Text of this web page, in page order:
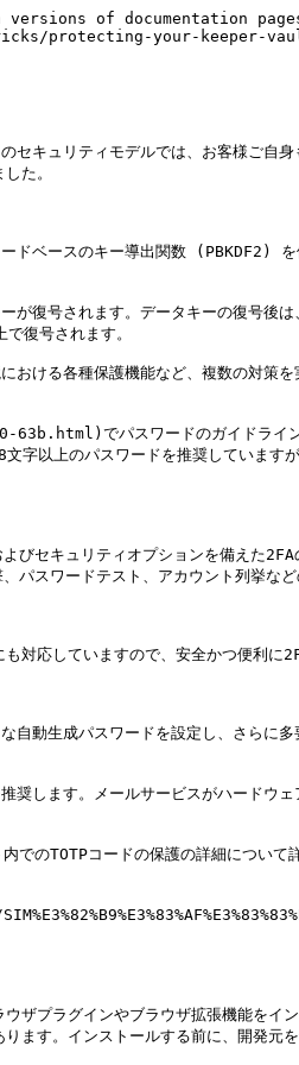
of documentation
protecting-your-keeper-
キュリティモデルでは、お客様ご自
た。
ドベースのキー導出関数 (PBKDF2)
復号されます。データキーの復号後
復号されます。
る各種保護機能など、複数の対策を
パスワードのガイドラインを規
以上のパスワードを推奨しています
びセキュリティオプションを備えた
スワードテスト、アカウント列挙など
していますので、安全かつ便利に
動生成パスワードを設定し、さらに
ます。メールサービスがハードウェ
ト内でのTOTPコードの保護の詳細
ザプラグインやブラウザ拡張機能をイ
ます。インストールする前に、開発元